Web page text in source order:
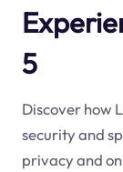
5
Discover how
security and
privacy and